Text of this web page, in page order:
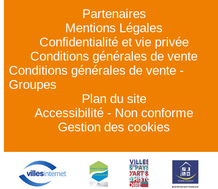
Partenaires
Mentions Légales
Confidentialité et vie privée
Conditions générales de vente
Conditions générales de vente -
Groupes
Plan du site
Accessibilité - Non conforme
Gestion des cookies